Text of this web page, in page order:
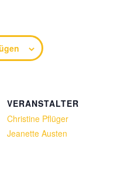
VERANSTALTER
Christine Pflüger
Jeanette Austen